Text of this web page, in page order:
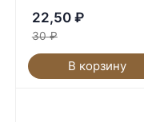
22,50 ₽
30 ₽
В корзину